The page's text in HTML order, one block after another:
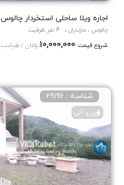
اجاره ویلا ساحلی استخردار چالوس
چالوس ، مازندران
4 نفر ظرفیت
شروع قیمت :10,000,000تومان / هرشب
شناسه : 29196
رزرو آنی